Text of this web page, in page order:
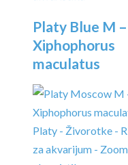
Platy Blue M –
Xiphophorus
maculatus